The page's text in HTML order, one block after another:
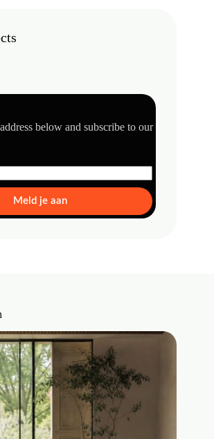
below and subscribe to our
Meld je aan